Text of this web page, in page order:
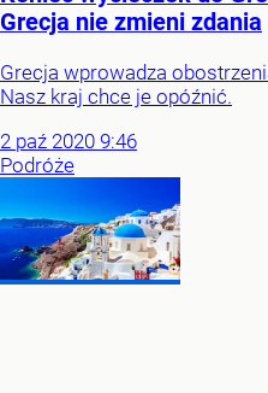
Grecja nie zmieni zdania
Grecja wprowadza
Nasz kraj chce je opóźnić.
2 paź 2020 9:46
Podróże